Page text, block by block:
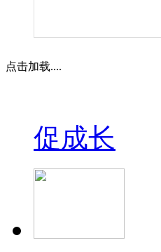
点击加载....
促成长